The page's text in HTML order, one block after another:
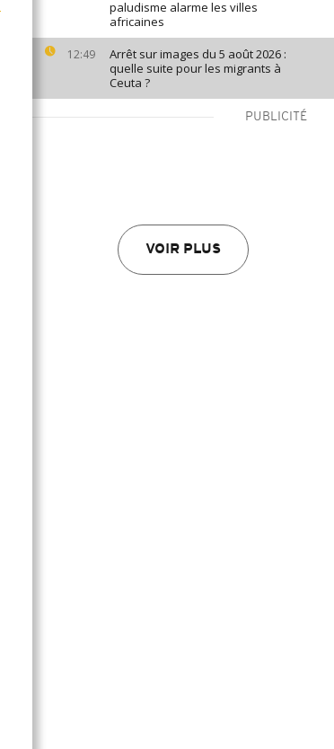
paludisme alarme les villes
africaines
12:49
Arrêt sur images du 5 août 2026 :
quelle suite pour les migrants à
Ceuta ?
PUBLICITÉ
VOIR PLUS